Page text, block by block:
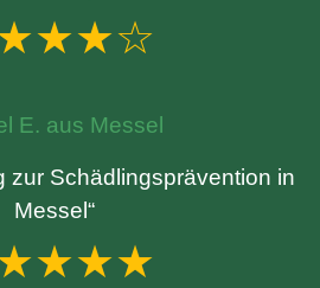
E. aus Messel
zur Schädlingsprävention in
Messel“